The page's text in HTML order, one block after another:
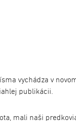
vychádza v
publikácii.
mali naši